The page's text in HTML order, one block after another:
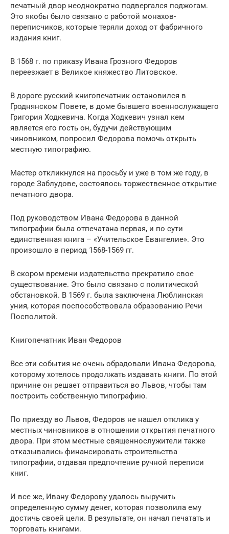
печатный двор неоднократно подвергался поджогам.
Это якобы было связано с работой монахов-
переписчиков, которые теряли доход от фабричного
издания книг.
В 1568 г. по приказу Ивана Грозного Федоров
переезжает в Великое княжество Литовское.
В дороге русский книгопечатник остановился в
Гроднянском Повете, в доме бывшего военнослужащего
Григория Ходкевича. Когда Ходкевич узнал кем
является его гость он, будучи действующим
чиновником, попросил Федорова помочь открыть
местную типографию.
Мастер откликнулся на просьбу и уже в том же году, в
городе Заблудове, состоялось торжественное открытие
печатного двора.
Под руководством Ивана Федорова в данной
типографии была отпечатана первая, и по сути
единственная книга – «Учительское Евангелие». Это
произошло в период 1568-1569 гг.
В скором времени издательство прекратило свое
существование. Это было связано с политической
обстановкой. В 1569 г. была заключена Люблинская
уния, которая поспособствовала образованию Речи
Посполитой.
Книгопечатник Иван Федоров
Все эти события не очень обрадовали Ивана Федорова,
которому хотелось продолжать издавать книги. По этой
причине он решает отправиться во Львов, чтобы там
построить собственную типографию.
По приезду во Львов, Федоров не нашел отклика у
местных чиновников в отношении открытия печатного
двора. При этом местные священнослужители также
отказывались финансировать строительства
типографии, отдавая предпочтение ручной переписи
книг.
И все же, Ивану Федорову удалось выручить
определенную сумму денег, которая позволила ему
достичь своей цели. В результате, он начал печатать и
торговать книгами.